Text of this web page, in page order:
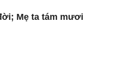
Mẹ ta tám mươi